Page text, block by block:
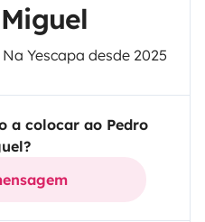
Yescapa desde 2025
a colocar ao Pedro